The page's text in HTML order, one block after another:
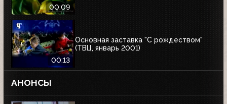
00:09
00:13
Основная заставка "С рождеством"
(ТВЦ, январь 2001)
АНОНСЫ